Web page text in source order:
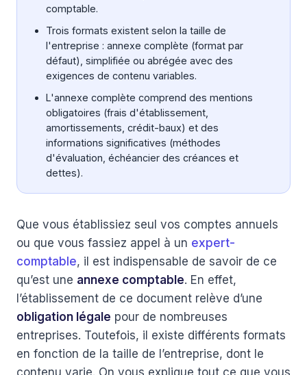
comptable.
Trois formats existent selon la taille de
l'entreprise : annexe complète (format par
défaut), simplifiée ou abrégée avec des
exigences de contenu variables.
L'annexe complète comprend des mentions
obligatoires (frais d'établissement,
amortissements, crédit-baux) et des
informations significatives (méthodes
d'évaluation, échéancier des créances et
dettes).
Que vous établissiez seul vos comptes annuels
ou que vous fassiez appel à un expert-
comptable, il est indispensable de savoir de ce
qu’est une annexe comptable. En effet,
l’établissement de ce document relève d’une
obligation légale pour de nombreuses
entreprises. Toutefois, il existe différents formats
en fonction de la taille de l’entreprise, dont le
contenu varie. On vous explique tout ce que vous